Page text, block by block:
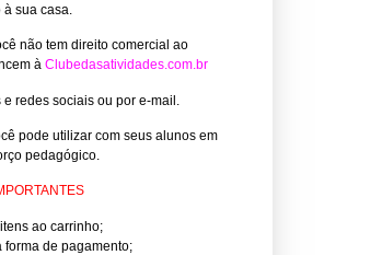
à sua casa.
não tem direito comercial ao
à Clubedasatividades.com.br
redes sociais ou por e-mail.
pode utilizar com seus alunos em
pedagógico.
ao carrinho;
forma de pagamento;